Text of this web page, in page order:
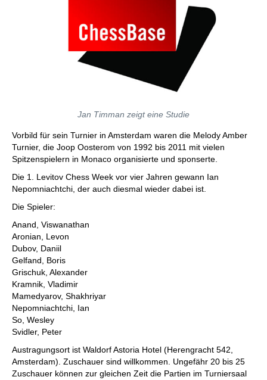
Jan Timman zeigt eine Studie
Vorbild für sein Turnier in Amsterdam waren die Melody Amber
Turnier, die Joop Oosterom von 1992 bis 2011 mit vielen
Spitzenspielern in Monaco organisierte und sponserte.
Die 1. Levitov Chess Week vor vier Jahren gewann Ian
Nepomniachtchi, der auch diesmal wieder dabei ist.
Die Spieler:
Anand, Viswanathan
Aronian, Levon
Dubov, Daniil
Gelfand, Boris
Grischuk, Alexander
Kramnik, Vladimir
Mamedyarov, Shakhriyar
Nepomniachtchi, Ian
So, Wesley
Svidler, Peter
Austragungsort ist Waldorf Astoria Hotel (Herengracht 542,
Amsterdam). Zuschauer sind willkommen. Ungefähr 20 bis 25
Zuschauer können zur gleichen Zeit die Partien im Turniersaal